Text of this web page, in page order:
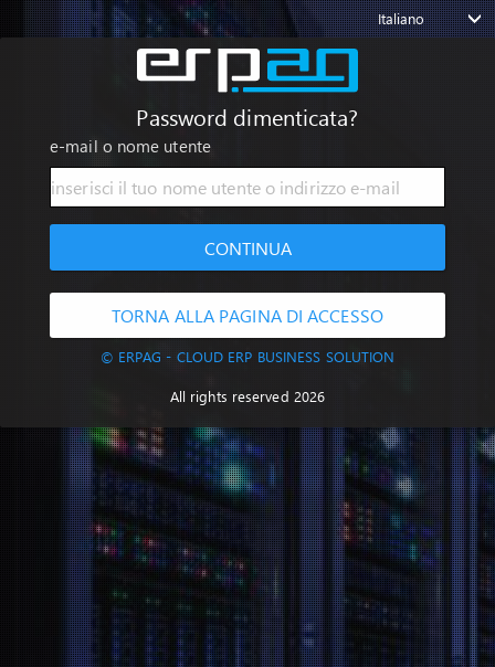
Italiano
Password dimenticata?
e-mail o nome utente
CONTINUA
TORNA ALLA PAGINA DI ACCESSO
© ERPAG - CLOUD ERP BUSINESS SOLUTION
All rights reserved 2026